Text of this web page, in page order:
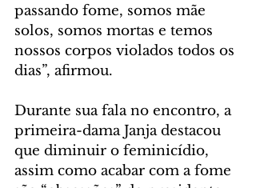
passando fome, somos mãe
solos, somos mortas e temos
nossos corpos violados todos os
dias”, afirmou.
Durante sua fala no encontro, a
primeira-dama Janja destacou
que diminuir o feminicídio,
assim como acabar com a fome